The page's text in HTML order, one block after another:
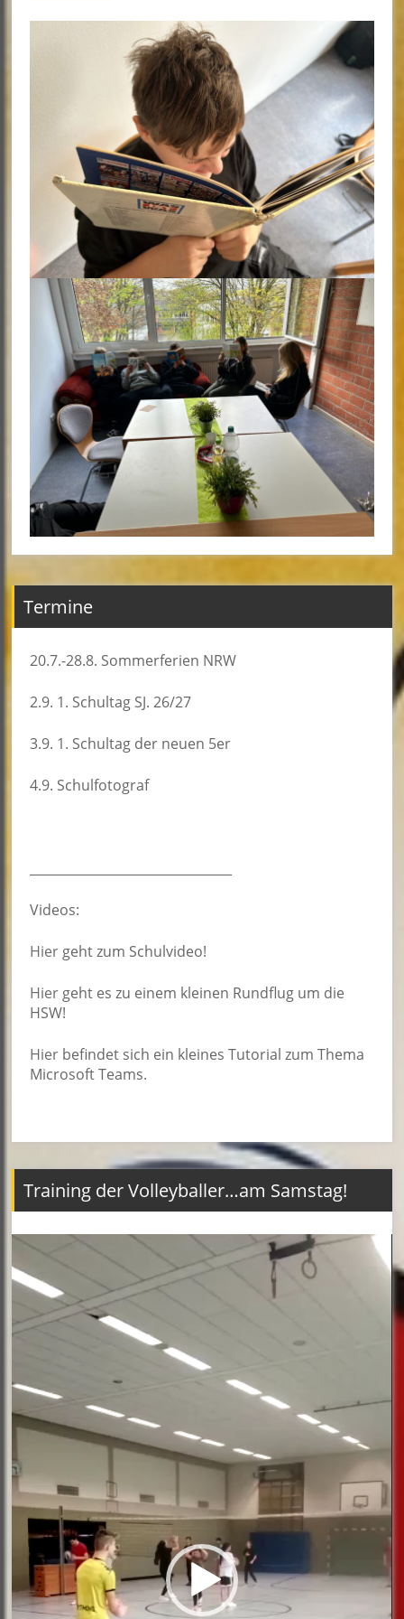
Termine
20.7.-28.8. Sommerferien NRW
2.9. 1. Schultag SJ. 26/27
3.9. 1. Schultag der neuen 5er
4.9. Schulfotograf
Videos:
Hier geht zum Schulvideo!
Hier geht es zu einem kleinen Rundflug um die
HSW!
Hier befindet sich ein kleines Tutorial zum Thema
Microsoft Teams.
Training der Volleyballer…am Samstag!
Video-
Player